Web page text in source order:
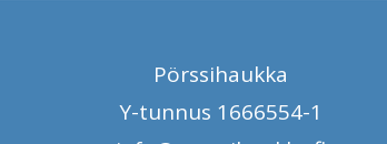
Pörssihaukka
Y-tunnus 1666554-1